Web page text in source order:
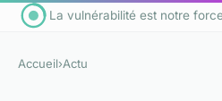
La vulnérabilité est notre
Accueil›Actu